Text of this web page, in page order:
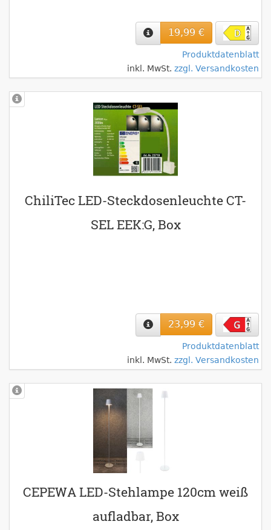
19,99 €
Produktdatenblatt
inkl. MwSt. zzgl. Versandkosten
ChiliTec LED-Steckdosenleuchte CT-
SEL EEK:G, Box
23,99 €
Produktdatenblatt
inkl. MwSt. zzgl. Versandkosten
CEPEWA LED-Stehlampe 120cm weiß
aufladbar, Box